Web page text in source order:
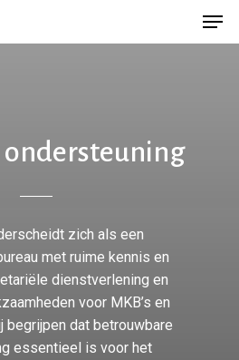
zich als een
met ruime kennis en
dienstverlening en
voor MKB’s en
begrijpen dat betrouwbare
essentieel is voor het